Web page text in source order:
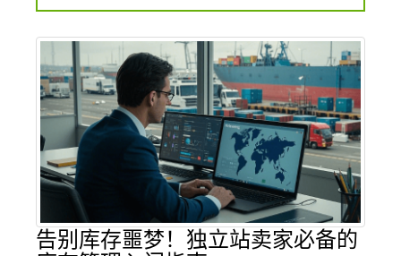
告别库存噩梦！独立站卖家必备的